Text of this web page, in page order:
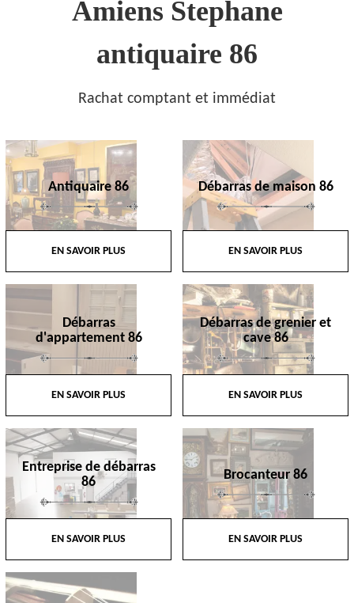
Amiens Stephane
antiquaire 86
Rachat comptant et immédiat
Antiquaire 86
EN SAVOIR PLUS
Débarras de maison 86
EN SAVOIR PLUS
Débarras
d'appartement 86
EN SAVOIR PLUS
Débarras de grenier et
cave 86
EN SAVOIR PLUS
Entreprise de débarras
86
EN SAVOIR PLUS
Brocanteur 86
EN SAVOIR PLUS